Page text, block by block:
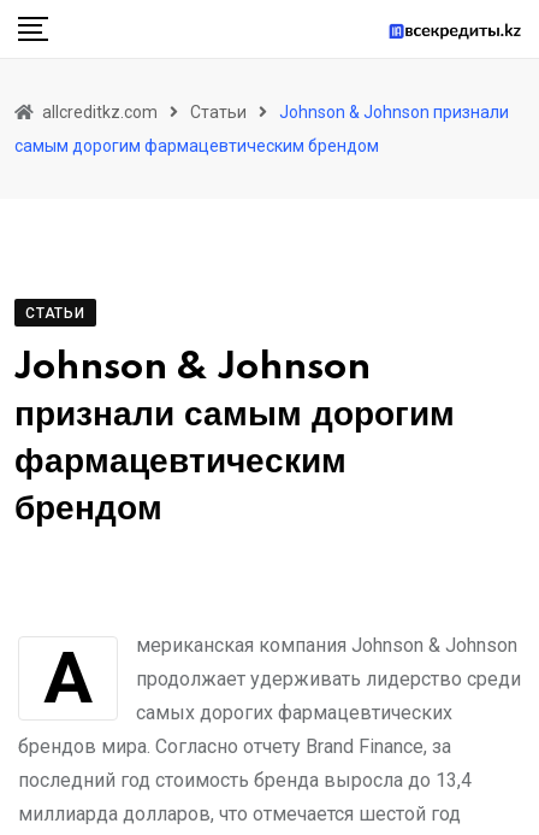
Skip
allcreditkz.com Статьи
Johnson & Johnson признали
самым дорогим фармацевтическим брендом
СТАТЬИ
Johnson & Johnson
признали самым дорогим
фармацевтическим
брендом
Американская компания Johnson & Johnson
продолжает удерживать лидерство среди
самых дорогих фармацевтических
брендов мира. Согласно отчету Brand Finance, за
последний год стоимость бренда выросла до 13,4
миллиарда долларов, что отмечается шестой год